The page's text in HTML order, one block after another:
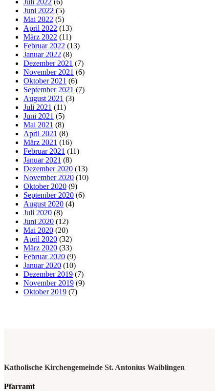
Juni 2022 (5)
Mai 2022 (5)
April 2022 (13)
März 2022 (11)
Februar 2022 (13)
Januar 2022 (8)
Dezember 2021 (7)
November 2021 (6)
Oktober 2021 (6)
September 2021 (7)
August 2021 (3)
Juli 2021 (11)
Juni 2021 (5)
Mai 2021 (8)
April 2021 (8)
März 2021 (16)
Februar 2021 (11)
Januar 2021 (8)
Dezember 2020 (13)
November 2020 (10)
Oktober 2020 (9)
September 2020 (6)
August 2020 (4)
Juli 2020 (8)
Juni 2020 (12)
Mai 2020 (20)
April 2020 (32)
März 2020 (33)
Februar 2020 (9)
Januar 2020 (10)
Dezember 2019 (7)
November 2019 (9)
Oktober 2019 (7)
Katholische Kirchengemeinde St. Antonius Waiblingen
Pfarramt